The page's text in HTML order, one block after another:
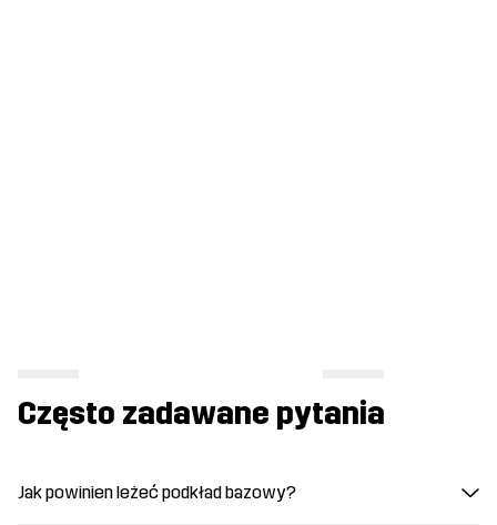
Często zadawane pytania
Jak powinien leżeć podkład bazowy?